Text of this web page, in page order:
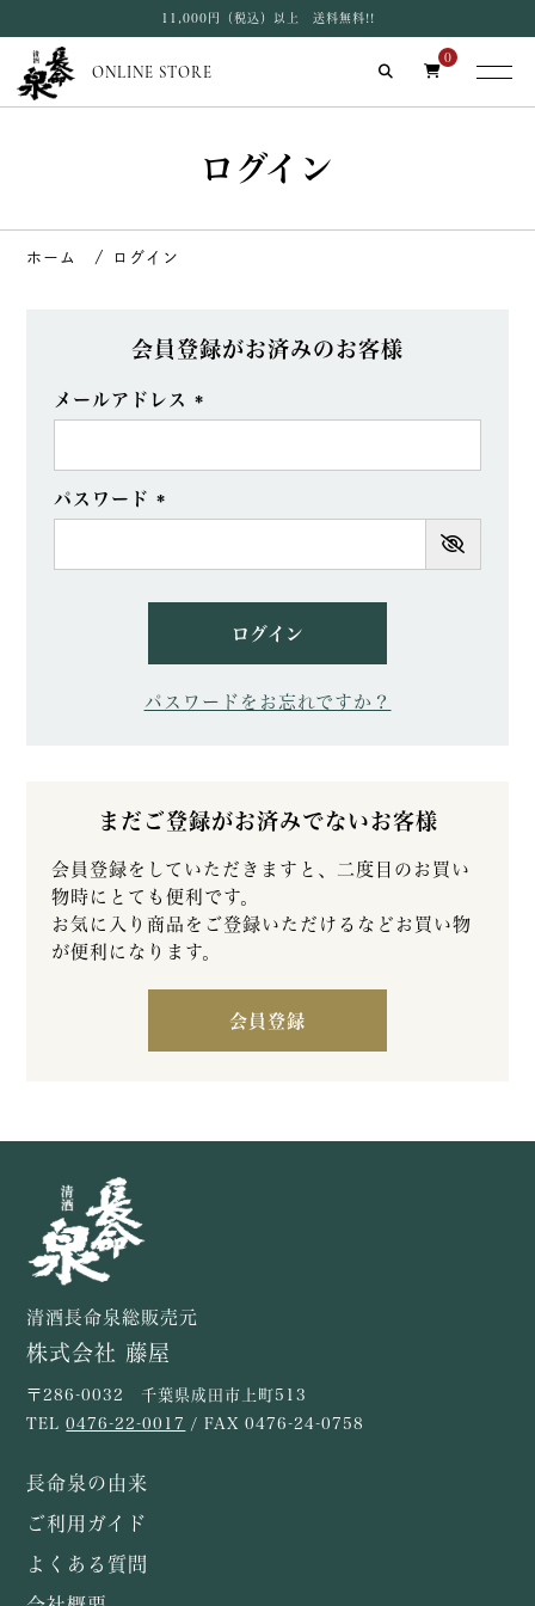
11,000円（税込）以上 送料無料!!
ONLINE STORE
0
ログイン
ログイン
会員登録がお済みのお客様
メールアドレス
パスワード
ログイン
パスワードをお忘れですか？
まだご登録がお済みでないお客様
会員登録をしていただきますと、二度目のお買い
物時にとても便利です。
お気に入り商品をご登録いただけるなどお買い物
が便利になります。
会員登録
清酒長命泉総販売元
株式会社 藤屋
〒286-0032 千葉県成田市上町513
TEL0476-22-0017 / FAX 0476-24-0758
長命泉の由来
ご利用ガイド
よくある質問